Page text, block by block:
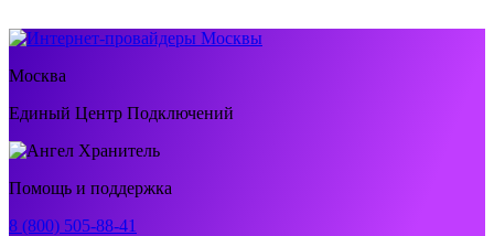
Москва
Единый Центр Подключений
Помощь и поддержка
8 (800) 505-88-41